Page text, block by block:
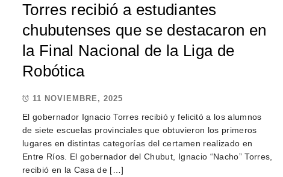
Torres recibió a estudiantes
chubutenses que se destacaron en
la Final Nacional de la Liga de
Robótica
11 NOVIEMBRE, 2025
El gobernador Ignacio Torres recibió y felicitó a los alumnos
de siete escuelas provinciales que obtuvieron los primeros
lugares en distintas categorías del certamen realizado en
Entre Ríos. El gobernador del Chubut, Ignacio “Nacho” Torres,
recibió en la Casa de […]